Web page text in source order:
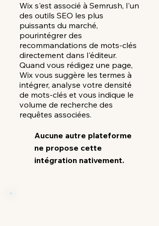
Wix s'est associé à Semrush, l'un
des outils SEO les plus
puissants du marché,
pourintégrer des
recommandations de mots-clés
directement dans l'éditeur.
Quand vous rédigez une page,
Wix vous suggère les termes à
intégrer, analyse votre densité
de mots-clés et vous indique le
volume de recherche des
requêtes associées.
Aucune autre plateforme
ne propose cette
intégration nativement.